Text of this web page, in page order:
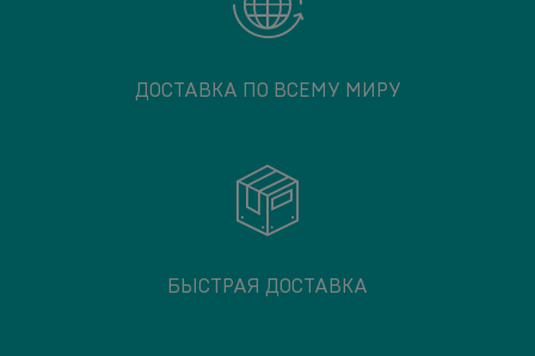
ДОСТАВКА ПО ВСЕМУ МИРУ
БЫСТРАЯ ДОСТАВКА